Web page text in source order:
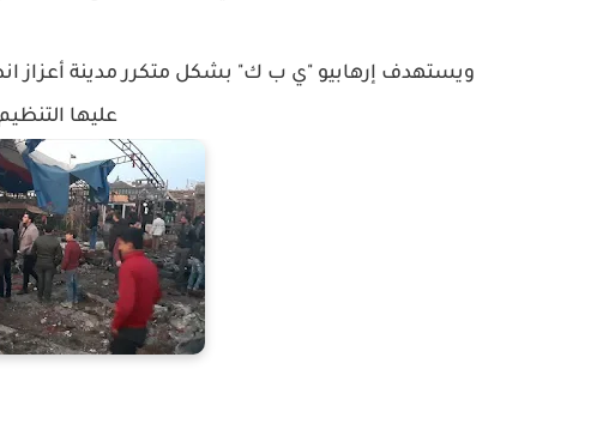
ويستهدف إرهابيو "ي ب ك" بشكل متكرر مدينة أعزاز
عليها التنظيم